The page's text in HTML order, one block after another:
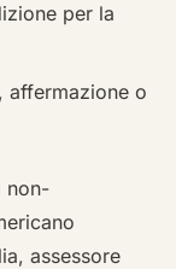
per la
affermazione o
non-
assessore